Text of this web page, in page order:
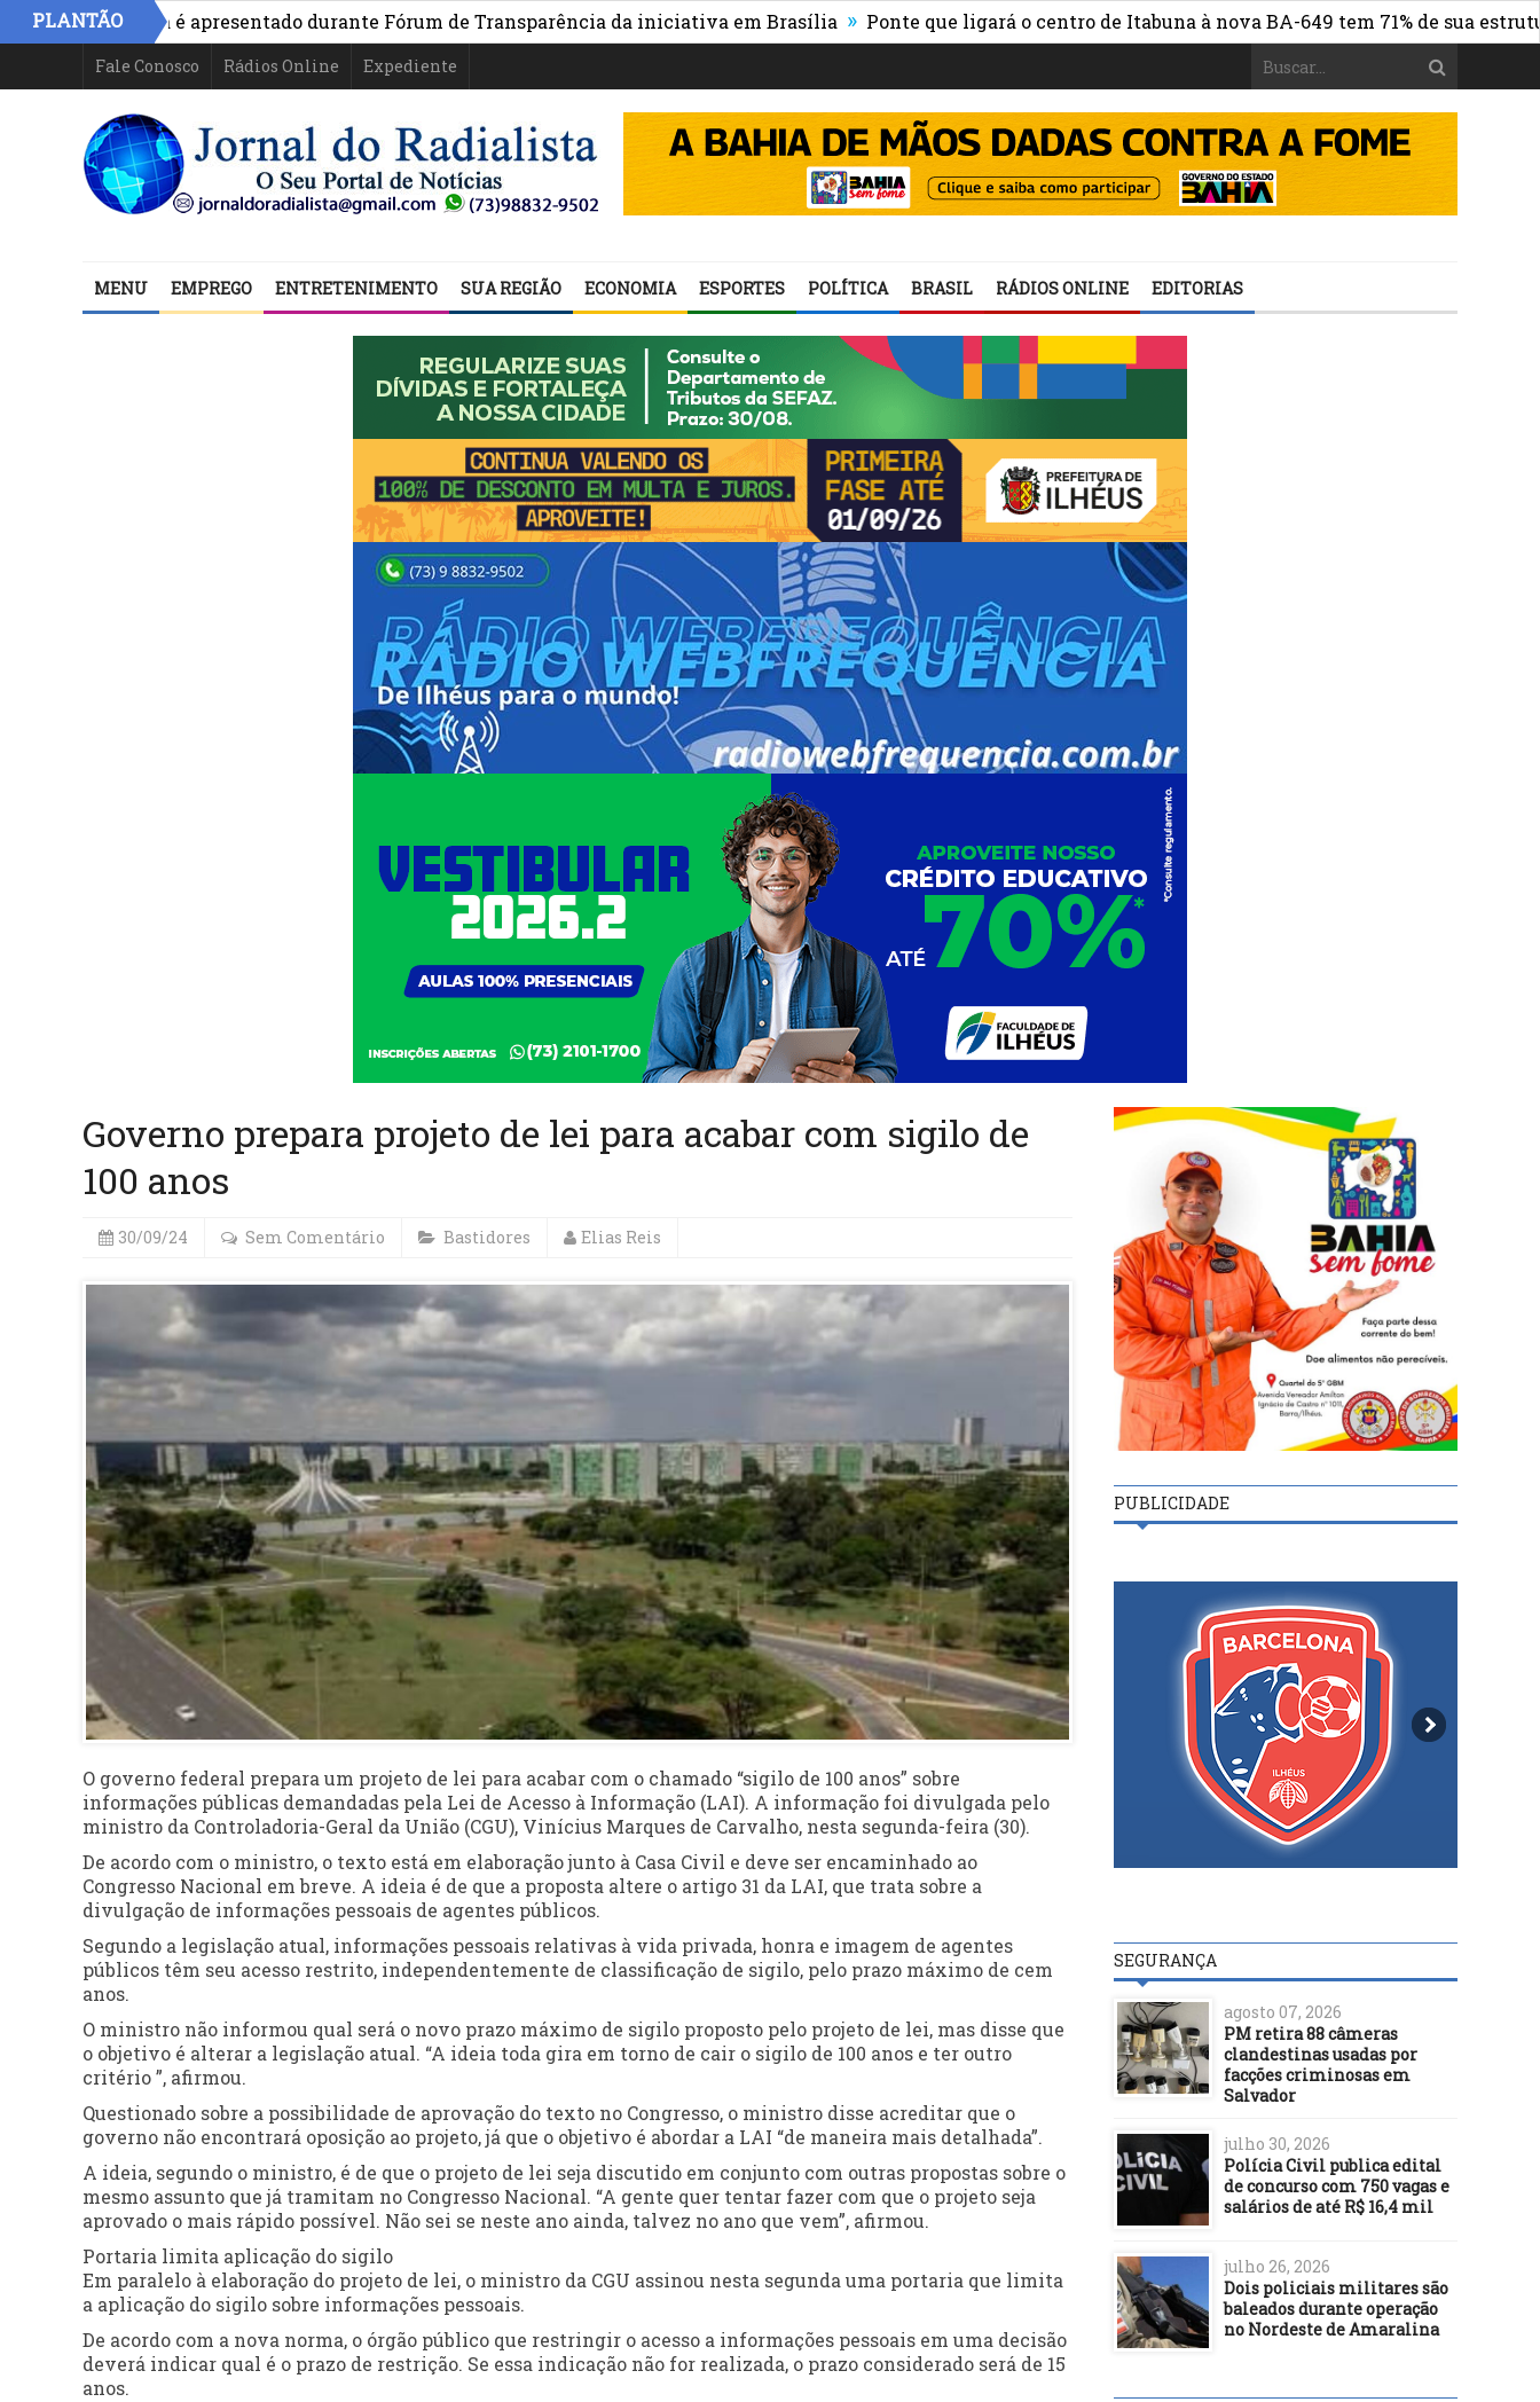
PLANTÃO
na Bahia é apresentado durante Fórum de Transparência da iniciativa em Brasília » Ponte que ligará o centro de Itabuna à nova BA-649 tem 71% de sua estrutura de
Fale Conosco Rádios Online Expediente
MENU EMPREGO ENTRETENIMENTO SUA REGIÃO ECONOMIA ESPORTES POLÍTICA BRASIL RÁDIOS ONLINE EDITORIAS
Governo prepara projeto de lei para acabar com sigilo de
100 anos
30/09/24 Sem Comentário Bastidores Elias Reis
O governo federal prepara um projeto de lei para acabar com o chamado “sigilo de 100 anos” sobre
informações públicas demandadas pela Lei de Acesso à Informação (LAI). A informação foi divulgada pelo
ministro da Controladoria-Geral da União (CGU), Vinícius Marques de Carvalho, nesta segunda-feira (30).
De acordo com o ministro, o texto está em elaboração junto à Casa Civil e deve ser encaminhado ao
Congresso Nacional em breve. A ideia é de que a proposta altere o artigo 31 da LAI, que trata sobre a
divulgação de informações pessoais de agentes públicos.
Segundo a legislação atual, informações pessoais relativas à vida privada, honra e imagem de agentes
públicos têm seu acesso restrito, independentemente de classificação de sigilo, pelo prazo máximo de cem
anos.
O ministro não informou qual será o novo prazo máximo de sigilo proposto pelo projeto de lei, mas disse que
o objetivo é alterar a legislação atual. “A ideia toda gira em torno de cair o sigilo de 100 anos e ter outro
critério ”, afirmou.
Questionado sobre a possibilidade de aprovação do texto no Congresso, o ministro disse acreditar que o
governo não encontrará oposição ao projeto, já que o objetivo é abordar a LAI “de maneira mais detalhada”.
A ideia, segundo o ministro, é de que o projeto de lei seja discutido em conjunto com outras propostas sobre o
mesmo assunto que já tramitam no Congresso Nacional. “A gente quer tentar fazer com que o projeto seja
aprovado o mais rápido possível. Não sei se neste ano ainda, talvez no ano que vem”, afirmou.
Portaria limita aplicação do sigilo
Em paralelo à elaboração do projeto de lei, o ministro da CGU assinou nesta segunda uma portaria que limita
a aplicação do sigilo sobre informações pessoais.
De acordo com a nova norma, o órgão público que restringir o acesso a informações pessoais em uma decisão
deverá indicar qual é o prazo de restrição. Se essa indicação não for realizada, o prazo considerado será de 15
anos.
PUBLICIDADE
SEGURANÇA
agosto 07, 2026
PM retira 88 câmeras
clandestinas usadas por
facções criminosas em
Salvador
julho 30, 2026
Polícia Civil publica edital
de concurso com 750 vagas e
salários de até R$ 16,4 mil
julho 26, 2026
Dois policiais militares são
baleados durante operação
no Nordeste de Amaralina